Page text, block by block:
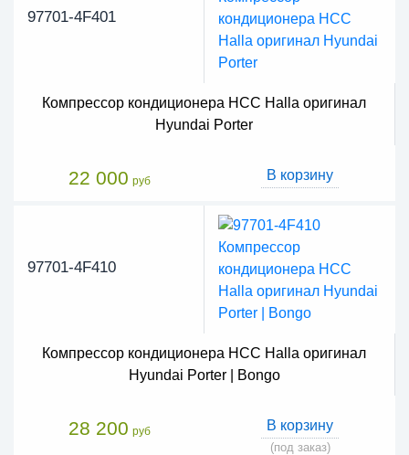
97701-4F401
Компрессор кондиционера HCC Halla оригинал
Hyundai Porter
22 000 руб В корзину
97701-4F410
Компрессор кондиционера HCC Halla оригинал
Hyundai Porter | Bongo
28 200 руб В корзину
(под заказ)